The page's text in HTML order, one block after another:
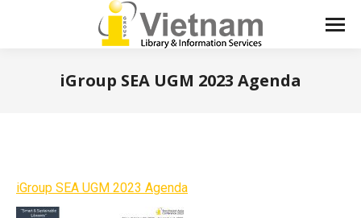
iGroup SEA UGM 2023 Agenda
iGroup SEA UGM 2023 Agenda